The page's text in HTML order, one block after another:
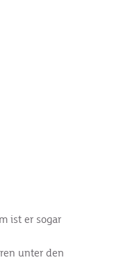
ist er sogar
unter den